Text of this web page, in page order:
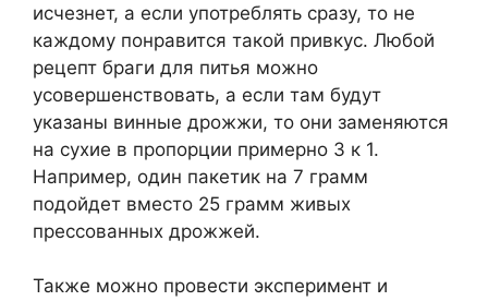
исчезнет, а если употреблять сразу, то не
каждому понравится такой привкус. Любой
рецепт браги для питья можно
усовершенствовать, а если там будут
указаны винные дрожжи, то они заменяются
на сухие в пропорции примерно 3 к 1.
Например, один пакетик на 7 грамм
подойдет вместо 25 грамм живых
прессованных дрожжей.
Также можно провести эксперимент и